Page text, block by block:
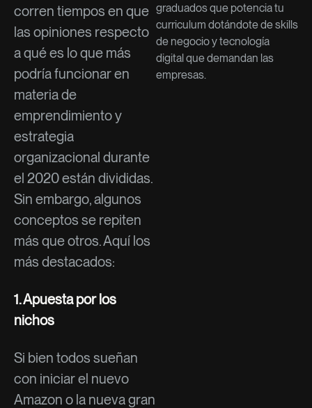
corren tiempos en que
las opiniones respecto
a qué es lo que más
podría funcionar en
materia de
emprendimiento y
estrategia
organizacional durante
el 2020 están divididas.
Sin embargo, algunos
conceptos se repiten
más que otros. Aquí los
más destacados:
1. Apuesta por los
nichos
Si bien todos sueñan
con iniciar el nuevo
Amazon o la nueva gran
graduados que potencia tu
curriculum dotándote de skills
de negocio y tecnología
digital que demandan las
empresas.